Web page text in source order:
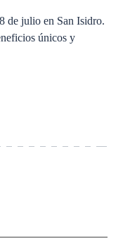
de julio en San Isidro.
únicos y